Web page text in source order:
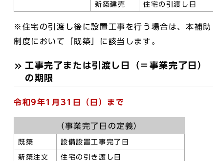
新築建売 住宅の引渡し日
※住宅の引渡し後に設置工事を行う場合は、本補助
制度において「既築」に該当します。
工事完了または引渡し日（＝事業完了日）
の期限
令和9年1月31日（日）まで
（事業完了日の定義）
既築 設備設置工事完了日
新築注文 住宅の引き渡し日